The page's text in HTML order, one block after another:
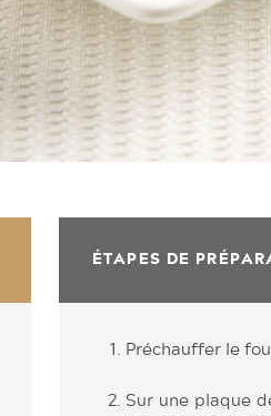
ÉTAPES DE
Préchauffer le
Sur une plaque